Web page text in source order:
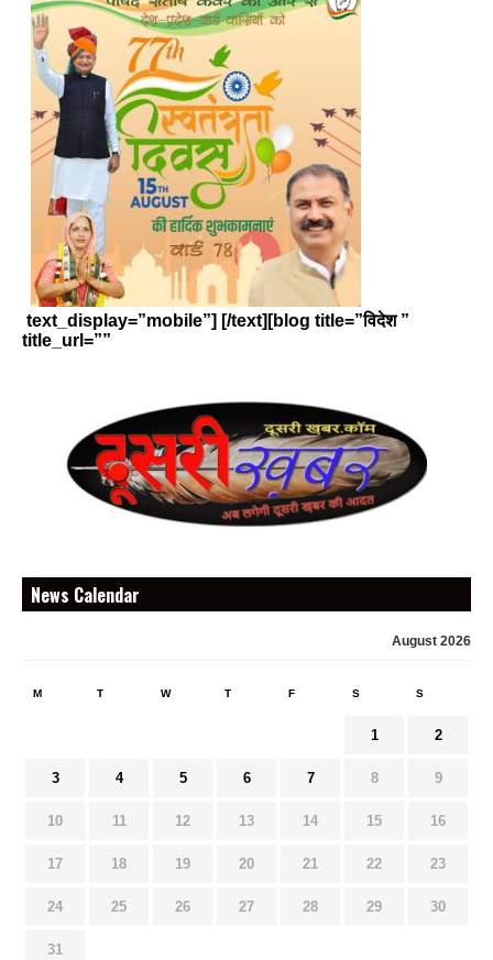
text_display=”mobile”] [/text][blog title=”विदेश ”
title_url=””
News Calendar
August 2026
M T W T F S S
1 2
3 4 5 6 7 8 9
10 11 12 13 14 15 16
17 18 19 20 21 22 23
24 25 26 27 28 29 30
31